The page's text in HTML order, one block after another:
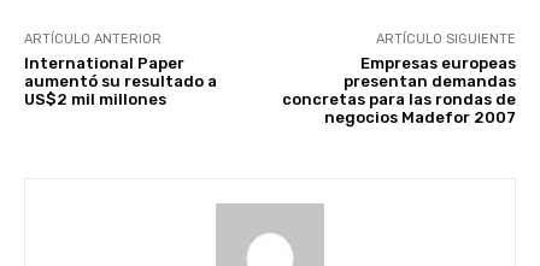
ARTÍCULO ANTERIOR
International Paper
aumentó su resultado a
US$2 mil millones
ARTÍCULO SIGUIENTE
Empresas europeas
presentan demandas
concretas para las rondas de
negocios Madefor 2007